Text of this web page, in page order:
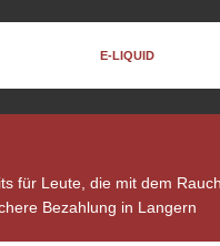
E-LIQUID
für Leute, die mit dem
Bezahlung in Langern